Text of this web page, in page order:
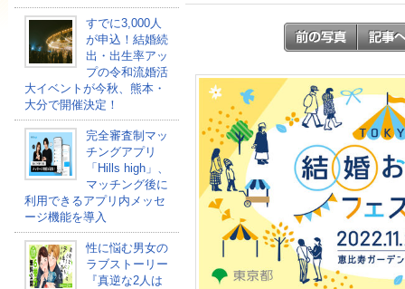
すでに3,000人
が申込！結婚続
出・出生率アッ
プの令和流婚活
大イベントが今秋、熊本・
大分で開催決定！
完全審査制マッ
チングアプリ
「Hills high」、
マッチング後に
利用できるアプリ内メッセ
ージ機能を導入
性に悩む男女の
ラブストーリー
『真逆な2人は